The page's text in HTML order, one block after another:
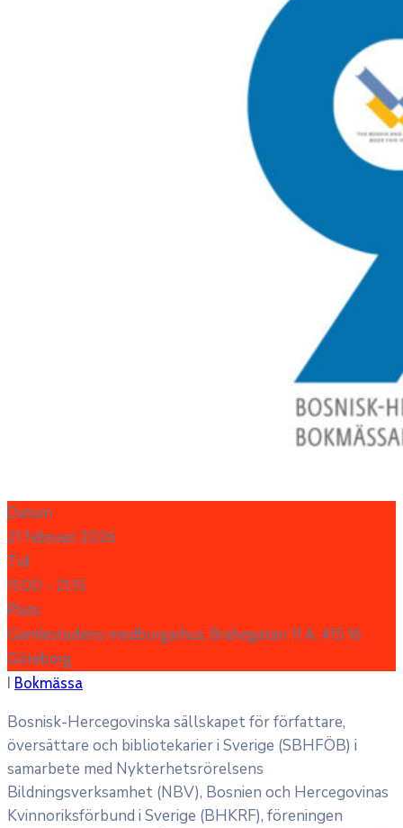
Datum
21 februari 2026
Tid
11:00 - 21:15
Plats
Gamlestadens medborgarhus, Brahegatan 11 A, 415 16
Göteborg
Bokmässa
Bosnisk-Hercegovinska sällskapet för författare,
översättare och bibliotekarier i Sverige (SBHFÖB) i
samarbete med Nykterhetsrörelsens
Bildningsverksamhet (NBV), Bosnien och Hercegovinas
Kvinnoriksförbund i Sverige (BHKRF), föreningen